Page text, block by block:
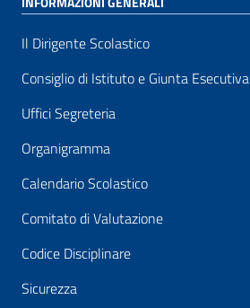
Il Dirigente Scolastico
Consiglio di Istituto e Giunta Esecutiva
Uffici Segreteria
Organigramma
Calendario Scolastico
Comitato di Valutazione
Codice Disciplinare
Sicurezza